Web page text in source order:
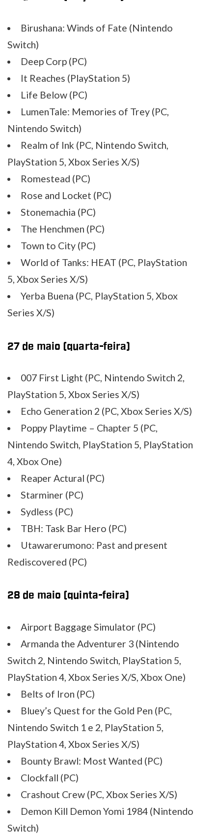
Birushana: Winds of Fate (Nintendo
Switch)
Deep Corp (PC)
It Reaches (PlayStation 5)
Life Below (PC)
LumenTale: Memories of Trey (PC,
Nintendo Switch)
Realm of Ink (PC, Nintendo Switch,
PlayStation 5, Xbox Series X/S)
Romestead (PC)
Rose and Locket (PC)
Stonemachia (PC)
The Henchmen (PC)
Town to City (PC)
World of Tanks: HEAT (PC, PlayStation
5, Xbox Series X/S)
Yerba Buena (PC, PlayStation 5, Xbox
Series X/S)
27 de maio (quarta-feira)
007 First Light (PC, Nintendo Switch 2,
PlayStation 5, Xbox Series X/S)
Echo Generation 2 (PC, Xbox Series X/S)
Poppy Playtime – Chapter 5 (PC,
Nintendo Switch, PlayStation 5, PlayStation
4, Xbox One)
Reaper Actural (PC)
Starminer (PC)
Sydless (PC)
TBH: Task Bar Hero (PC)
Utawarerumono: Past and present
Rediscovered (PC)
28 de maio (quinta-feira)
Airport Baggage Simulator (PC)
Armanda the Adventurer 3 (Nintendo
Switch 2, Nintendo Switch, PlayStation 5,
PlayStation 4, Xbox Series X/S, Xbox One)
Belts of Iron (PC)
Bluey’s Quest for the Gold Pen (PC,
Nintendo Switch 1 e 2, PlayStation 5,
PlayStation 4, Xbox Series X/S)
Bounty Brawl: Most Wanted (PC)
Clockfall (PC)
Crashout Crew (PC, Xbox Series X/S)
Demon Kill Demon Yomi 1984 (Nintendo
Switch)